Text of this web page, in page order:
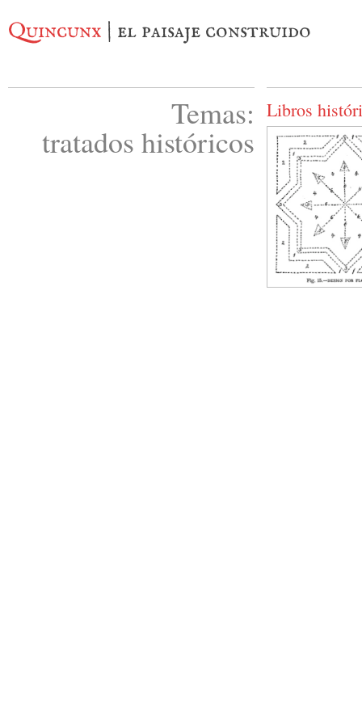
Quincunx | el paisaje construido
Temas:
tratados históricos
Libros